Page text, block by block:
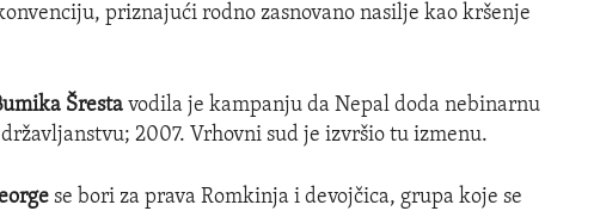
priznajući rodno zasnovano nasilje kao kršenje
Šresta vodila je kampanju da Nepal doda nebinarnu
2007. Vrhovni sud je izvršio tu izmenu.
se bori za prava Romkinja i devojčica, grupa koje se